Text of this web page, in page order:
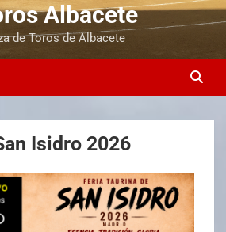
Albacete
de Toros de Albacete
Isidro 2026